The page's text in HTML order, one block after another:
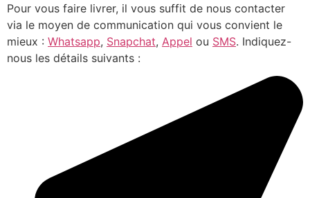
Pour vous faire livrer, il vous suffit de nous contacter
via le moyen de communication qui vous convient le
mieux : Whatsapp, Snapchat, Appel ou SMS. Indiquez-
nous les détails suivants :